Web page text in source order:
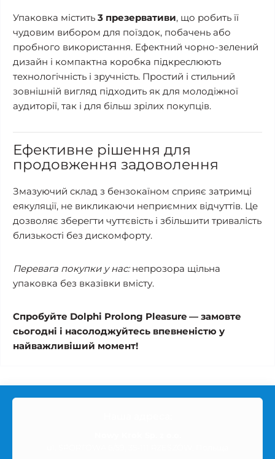
Упаковка містить 3 презервативи, що робить її
чудовим вибором для поїздок, побачень або
пробного використання. Ефектний чорно-зелений
дизайн і компактна коробка підкреслюють
технологічність і зручність. Простий і стильний
зовнішній вигляд підходить як для молодіжної
аудиторії, так і для більш зрілих покупців.
Ефективне рішення для
продовження задоволення
Змазуючий склад з бензокаїном сприяє затримці
еякуляції, не викликаючи неприємних відчуттів. Це
дозволяє зберегти чуттєвість і збільшити тривалість
близькості без дискомфорту.
Перевага покупки у нас:непрозора щільна
упаковка без вказівки вмісту.
Спробуйте Dolphi Prolong Pleasure — замовте
сьогодні і насолоджуйтесь впевненістю у
найважливіший момент!